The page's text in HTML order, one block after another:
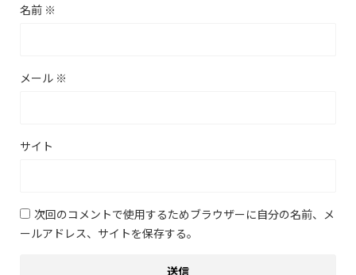
名前 ※
メール ※
サイト
次回のコメントで使用するためブラウザーに自分の名前、メ
ールアドレス、サイトを保存する。